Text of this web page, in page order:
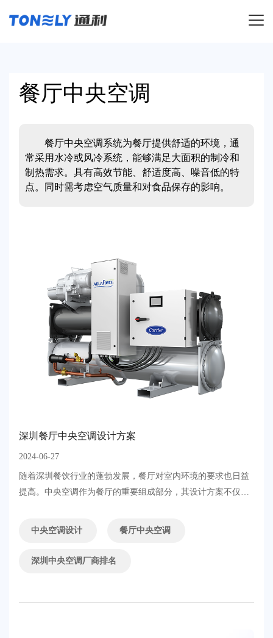
餐厅中央空调
餐厅中央空调系统为餐厅提供舒适的环境，通
常采用水冷或风冷系统，能够满足大面积的制冷和
制热需求。具有高效节能、舒适度高、噪音低的特
点。同时需考虑空气质量和对食品保存的影响。
深圳餐厅中央空调设计方案
2024-06-27
随着深圳餐饮行业的蓬勃发展，餐厅对室内环境的要求也日益
提高。中央空调作为餐厅的重要组成部分，其设计方案不仅关
耗。本文将为您详细介绍深圳餐厅中央空调的设计方案，旨在
中央空调设计 餐厅中央空调
深圳中央空调厂商排名